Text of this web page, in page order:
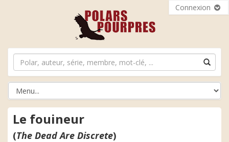
Connexion
Le fouineur
(The Dead Are Discrete)